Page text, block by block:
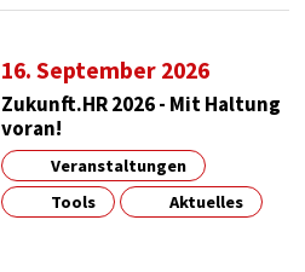
16. September 2026
Zukunft.HR 2026 - Mit Haltung
voran!
Veranstaltungen
Tools
Aktuelles